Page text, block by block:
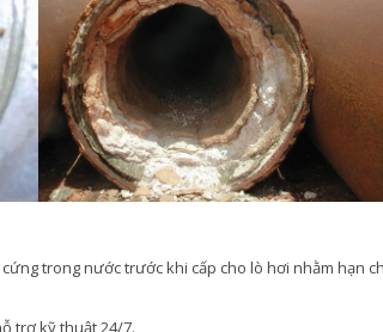
trong nước trước khi cấp cho lò hơi nhằm hạn
trợ kỹ thuật 24/7.